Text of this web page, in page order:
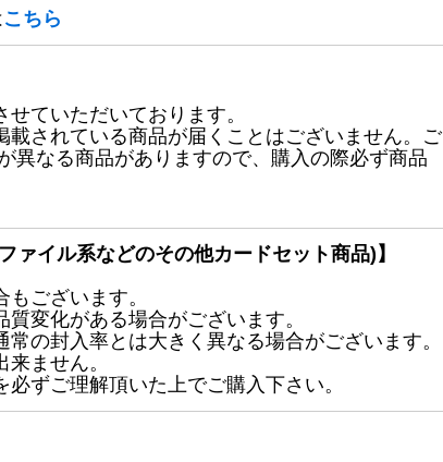
こちら
ていただいております。
されている商品が届くことはございません。ご
異なる商品がありますので、購入の際必ず商品
ァイル系などのその他カードセット商品)】
ございます。
変化がある場合がございます。
の封入率とは大きく異なる場合がございます。
ません。
ずご理解頂いた上でご購入下さい。